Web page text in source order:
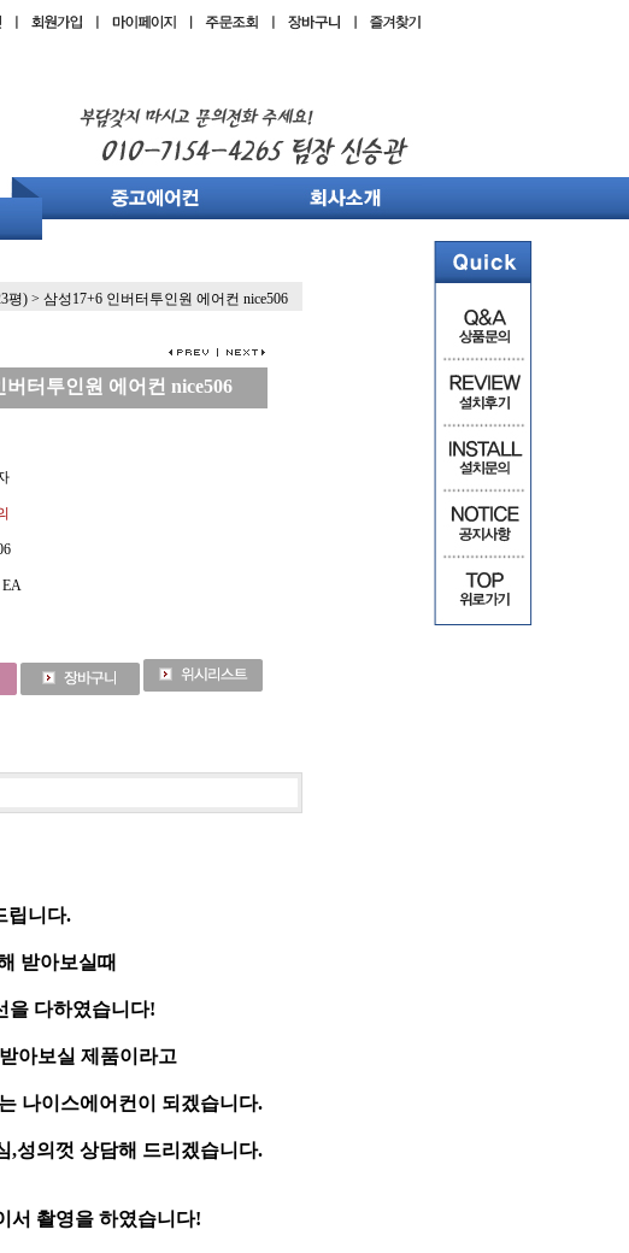
평) > 삼성17+6 인버터투인원 에어컨 nice506
버터투인원 에어컨 nice506
EA
립니다.
받아보실때
을 다하였습니다!
아보실 제품이라고
나이스에어컨이 되겠습니다.
,성의껏 상담해 드리겠습니다.
서 촬영을 하였습니다!